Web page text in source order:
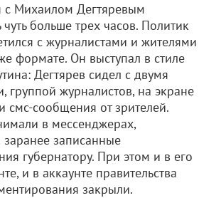
с Михаилом Дегтяревым
больше трех часов. Политик
с журналистами и жителями
формате. Он выступал в стиле
Дегтярев сидел с двумя
группой журналистов, на экране
смс-сообщения от зрителей.
в мессенджерах,
записанные
губернатору. При этом и в его
и в аккаунте правительства
закрыли.